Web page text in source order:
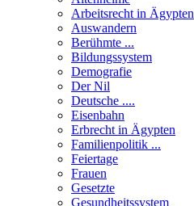
Arbeitsrecht in Ägypten
Auswandern
Berühmte ...
Bildungssystem
Demografie
Der Nil
Deutsche ....
Eisenbahn
Erbrecht in Ägypten
Familienpolitik ...
Feiertage
Frauen
Gesetzte
Gesundheitssystem